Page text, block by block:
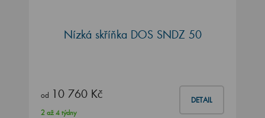
Nízká skříňka DOS SNDZ 50
od 10 760 Kč DETAIL
2 až 4 týdny